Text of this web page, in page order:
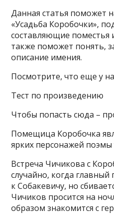
Данная статья поможет
«Усадьба Коробочки»,
составляющие поместья
также поможет понять,
описание имения.
Посмотрите, что еще у
Тест по произведению
Чтобы попасть сюда –
Помещица Коробочка
ярких персонажей
Встреча Чичикова с
случайно, когда
к Собакевичу, но
Чичиков просится на
образом знакомится с